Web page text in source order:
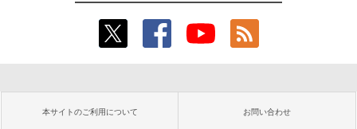
本サイトのご利用について お問い合わせ